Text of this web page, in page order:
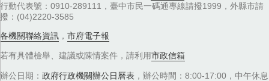
行動代表號：0910-289111，臺中市民一碼通專線請撥1999，外縣市請
撥：(04)2220-3585
各機關聯絡資訊 ， 市府電子報
若有具體檢舉、建議或陳情案件，請利用市政信箱
辦公日期： 政府行政機關辦公日曆表 ，辦公時間：8:00-17:00，中午休息